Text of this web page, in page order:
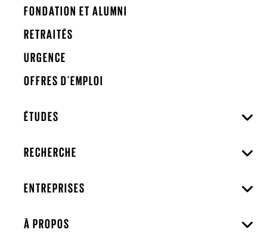
FONDATION ET ALUMNI
RETRAITÉS
URGENCE
OFFRES D'EMPLOI
ÉTUDES
RECHERCHE
ENTREPRISES
À PROPOS